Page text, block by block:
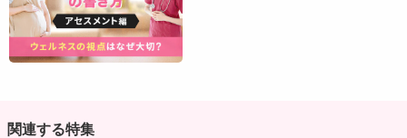
日常生活習慣の自立状況
関連する特集